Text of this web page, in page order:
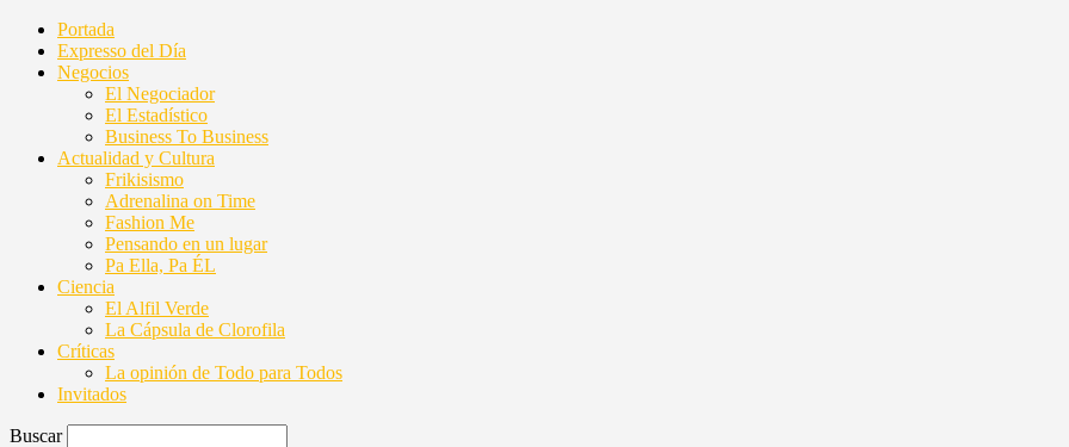
Portada
Expresso del Día
Negocios
El Negociador
El Estadístico
Business To Business
Actualidad y Cultura
Frikisismo
Adrenalina on Time
Fashion Me
Pensando en un lugar
Pa Ella, Pa ÉL
Ciencia
El Alfil Verde
La Cápsula de Clorofila
Críticas
La opinión de Todo para Todos
Invitados
Buscar